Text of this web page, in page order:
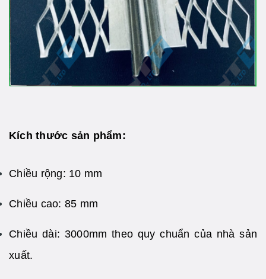
Kích thước sản phẩm:
Chiều rộng: 10 mm
Chiều cao: 85 mm
Chiều dài: 3000mm theo quy chuẩn của nhà sản
xuất.